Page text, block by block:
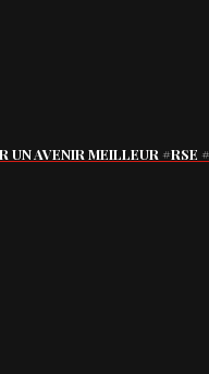
UN AVENIR MEILLEUR